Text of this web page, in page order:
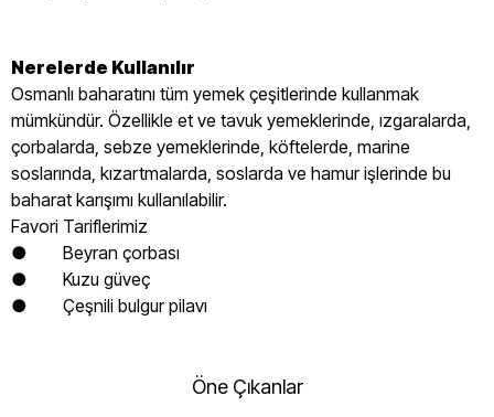
Nerelerde Kullanılır
Osmanlı baharatını tüm yemek çeşitlerinde kullanmak
mümkündür. Özellikle et ve tavuk yemeklerinde, ızgaralarda,
çorbalarda, sebze yemeklerinde, köftelerde, marine
soslarında, kızartmalarda, soslarda ve hamur işlerinde bu
baharat karışımı kullanılabilir.
Favori Tariflerimiz
● Beyran çorbası
● Kuzu güveç
● Çeşnili bulgur pilavı
Öne Çıkanlar